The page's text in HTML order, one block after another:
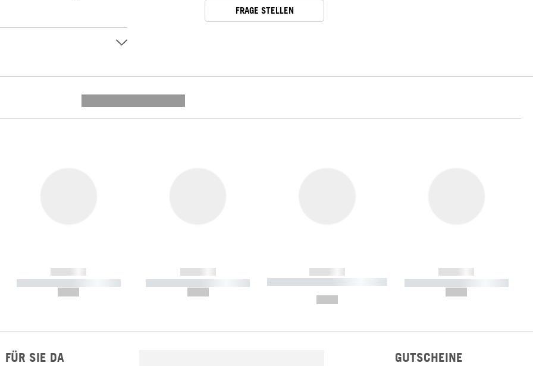
FRAGE STELLEN
------------
----------- ----------- -----------
------------
----------- ----------- -----------
------------
----------- ----------- ----------- ----
------------
----------- ----------- -----------
FÜR SIE DA GUTSCHEINE